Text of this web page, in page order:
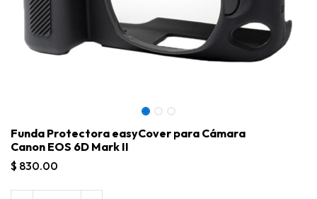
Funda Protectora easyCover para Cámara
Canon EOS 6D Mark II
$ 830.00